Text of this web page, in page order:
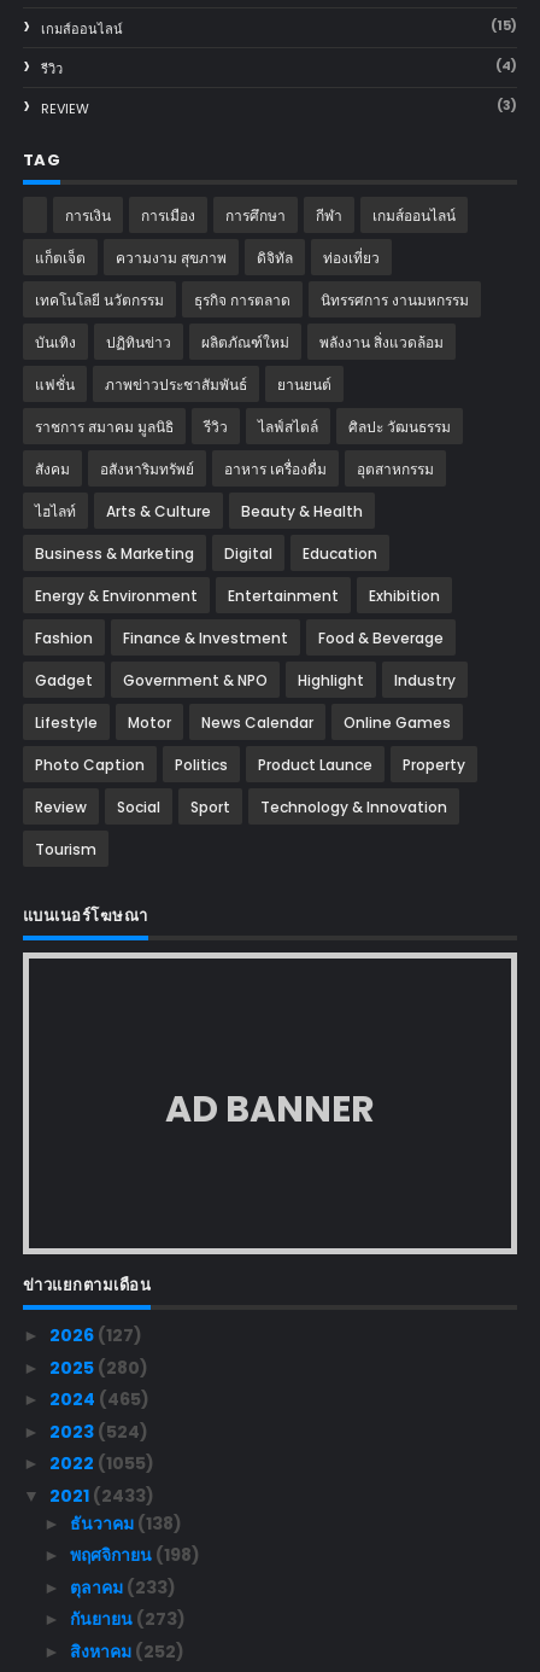
เกมส์ออนไลน์ (15)
รีวิว (4)
REVIEW (3)
TAG
การเงิน การเมือง การศึกษา กีฬา เกมส์ออนไลน์
แก็ตเจ็ต ความงาม สุขภาพ ดิจิทัล ท่องเที่ยว
เทคโนโลยี นวัตกรรม ธุรกิจ การตลาด นิทรรศการ งานมหกรรม
บันเทิง ปฏิทินข่าว ผลิตภัณฑ์ใหม่ พลังงาน สิ่งแวดล้อม
แฟชั่น ภาพข่าวประชาสัมพันธ์ ‎ยานยนต์‎
ราชการ สมาคม มูลนิธิ รีวิว ไลฟ์สไตล์ ศิลปะ วัฒนธรรม
สังคม อสังหาริมทรัพย์ อาหาร เครื่องดื่ม อุตสาหกรรม
ไฮไลท์ Arts & Culture Beauty & Health
Business & Marketing Digital Education
Energy & Environment Entertainment Exhibition
Fashion Finance & Investment Food & Beverage
Gadget Government & NPO Highlight Industry
Lifestyle Motor News Calendar Online Games
Photo Caption Politics Product Launce Property
Review Social Sport Technology & Innovation
Tourism
แบนเนอร์โฆษณา
AD BANNER
ข่าวแยกตามเดือน
► 2026 (127)
► 2025 (280)
► 2024 (465)
► 2023 (524)
► 2022 (1055)
▼ 2021 (2433)
► ธันวาคม (138)
► พฤศจิกายน (198)
► ตุลาคม (233)
► กันยายน (273)
► สิงหาคม (252)